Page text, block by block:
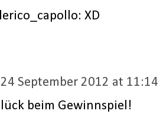
XD
24 September 2012 at 11:14
beim Gewinnspiel!